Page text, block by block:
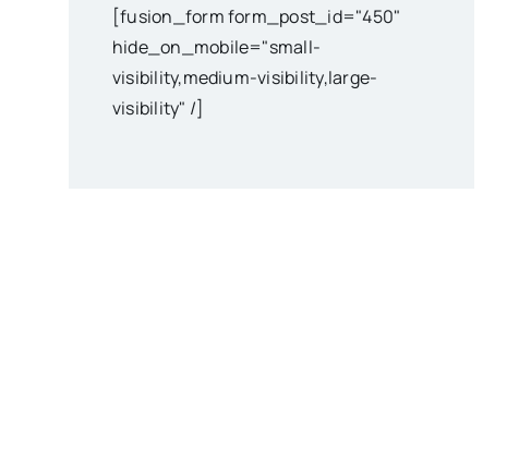
[fusion_form form_post_id="450"
hide_on_mobile="small-
visibility,medium-visibility,large-
visibility" /]